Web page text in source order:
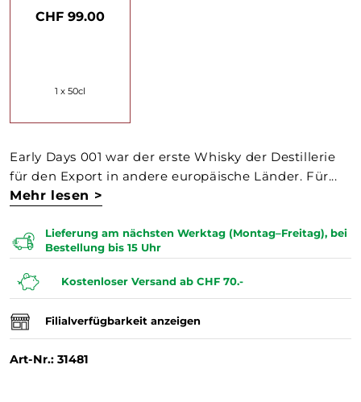
CHF 99.00
1 x 50cl
Early Days 001 war der erste Whisky der Destillerie
für den Export in andere europäische Länder. Für...
Mehr lesen >
Lieferung am nächsten Werktag (Montag–Freitag), bei
Bestellung bis 15 Uhr
Kostenloser Versand ab CHF 70.-
Filialverfügbarkeit anzeigen
Art-Nr.: 31481